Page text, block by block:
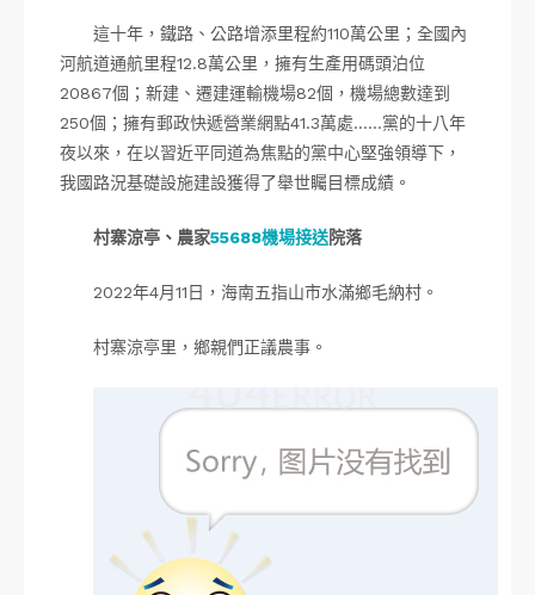
這十年，鐵路、公路增添里程約110萬公里；全國內
河航道通航里程12.8萬公里，擁有生產用碼頭泊位
20867個；新建、遷建運輸機場82個，機場總數達到
250個；擁有郵政快遞營業網點41.3萬處……黨的十八年
夜以來，在以習近平同道為焦點的黨中心堅強領導下，
我國路況基礎設施建設獲得了舉世矚目標成績。
村寨涼亭、農家55688機場接送院落
2022年4月11日，海南五指山市水滿鄉毛納村。
村寨涼亭里，鄉親們正議農事。